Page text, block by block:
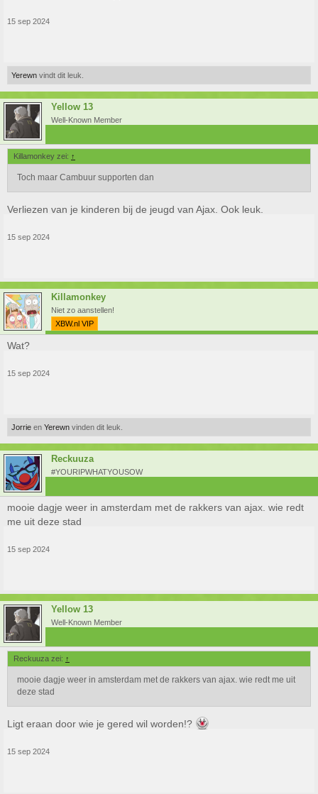
15 sep 2024
Yerewn vindt dit leuk.
Yellow 13
Well-Known Member
Killamonkey zei: ↑
Toch maar Cambuur supporten dan
Verliezen van je kinderen bij de jeugd van Ajax. Ook leuk.
15 sep 2024
Killamonkey
Niet zo aanstellen!
XBW.nl VIP
Wat?
15 sep 2024
Jorrie en Yerewn vinden dit leuk.
Reckuuza
#YOURIPWHATYOUSOW
mooie dagje weer in amsterdam met de rakkers van ajax. wie redt
me uit deze stad
15 sep 2024
Yellow 13
Well-Known Member
Reckuuza zei: ↑
mooie dagje weer in amsterdam met de rakkers van ajax. wie redt me uit
deze stad
Ligt eraan door wie je gered wil worden!?
15 sep 2024